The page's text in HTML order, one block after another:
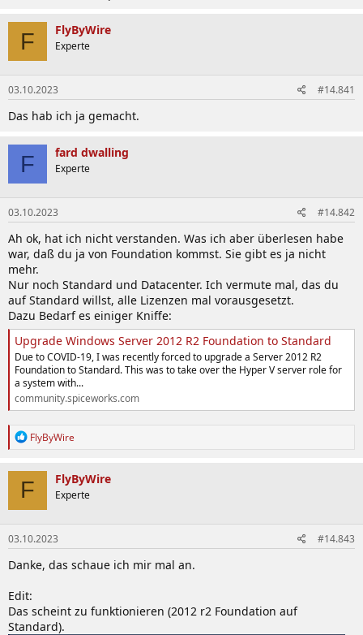
F FlyByWire
Experte
03.10.2023 #14.841
Das hab ich ja gemacht.
F fard dwalling
Experte
03.10.2023 #14.842
Ah ok, hat ich nicht verstanden. Was ich aber überlesen habe
war, daß du ja von Foundation kommst. Sie gibt es ja nicht
mehr.
Nur noch Standard und Datacenter. Ich vermute mal, das du
auf Standard willst, alle Lizenzen mal vorausgesetzt.
Dazu Bedarf es einiger Kniffe:
Upgrade Windows Server 2012 R2 Foundation to Standard
Due to COVID-19, I was recently forced to upgrade a Server 2012 R2
Foundation to Standard. This was to take over the Hyper V server role for
a system with...
community.spiceworks.com
R
k
t
o
n
e
n
FlyByWire
F FlyByWire
Experte
03.10.2023 #14.843
Danke, das schaue ich mir mal an.
Edit:
Das scheint zu funktionieren (2012 r2 Foundation auf
Standard).